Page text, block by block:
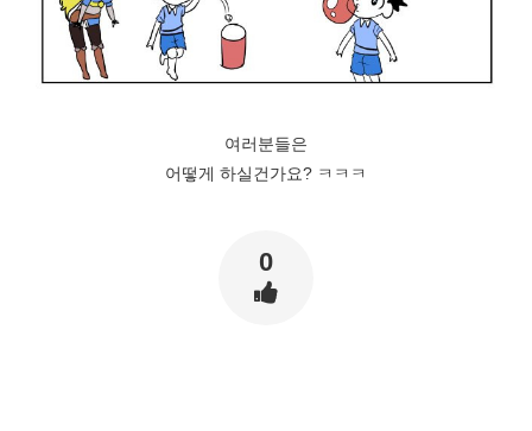
여러분들은
어떻게 하실건가요? ㅋㅋㅋ
0